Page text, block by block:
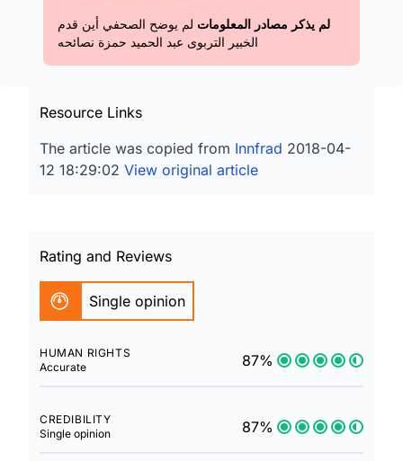
لم يذكر مصادر المعلومات لم يوضح الصحفي أين قدم
الخبير التربوى عبد الحميد حمزة نصائحه
Resource Links
The article was copied from Innfrad 2018-04-
12 18:29:02 View original article
Rating and Reviews
Single opinion
HUMAN RIGHTS
Accurate
87%
CREDIBILITY
Single opinion
87%